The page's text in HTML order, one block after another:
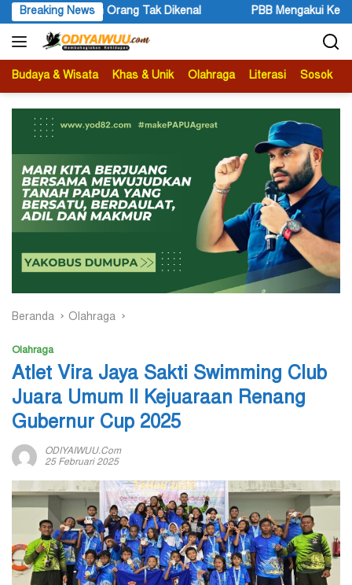
Langsung
ke
konten
Breaking News
PBB Mengakui Kedaulatan Negara Maluku Selatan (1)
Budaya & Wisata Khas & Unik Olahraga Literasi Sosok
Beranda Olahraga
Olahraga
Atlet Vira Jaya Sakti Swimming Club
Juara Umum II Kejuaraan Renang
Gubernur Cup 2025
ODIYAIWUU.com
25 Februari 2025